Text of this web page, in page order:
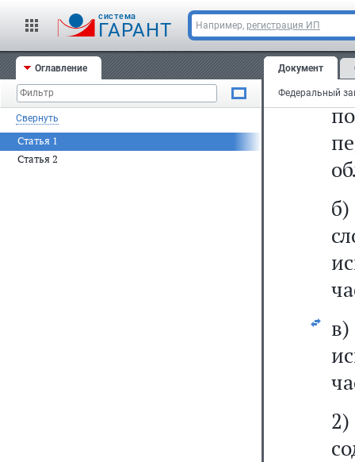
cистема
ГАРАНТ Например, регистрация ИП
Оглавление
Свернуть
Статья 1
Статья 2
Документ